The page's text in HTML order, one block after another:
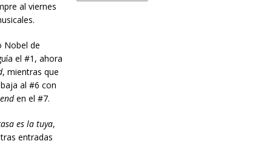
al viernes
Nobel de
el #1, ahora
, mientras que
al #6 con
en el #7.
es la tuya,
entradas